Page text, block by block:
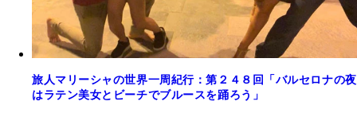
旅人マリーシャの世界一周紀行：第２４８回「バルセロナの夜
はラテン美女とビーチでブルースを踊ろう」